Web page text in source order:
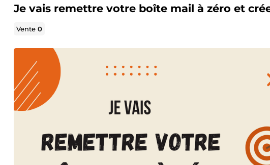
Je vais remettre votre boîte mail à zéro et
Vente0